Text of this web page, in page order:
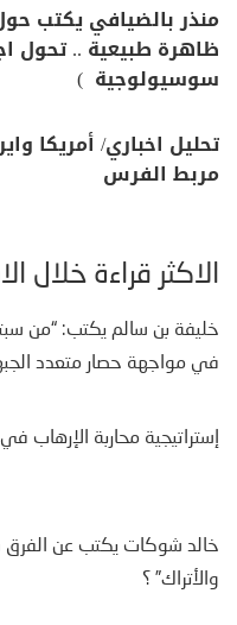
منذر بالضيافي يكتب
ظاهرة طبيعية .. تحول
سوسيولوجية )
تحليل اخباري/ أمريكا
مربط الفرس
الأكثر قراءة خلال
خليفة بن سالم يكتب: “من
في مواجهة حصار متعدد
إستراتيجية محاربة الإرهاب
خالد شوكات يكتب عن الفرق
والأتراك” ؟